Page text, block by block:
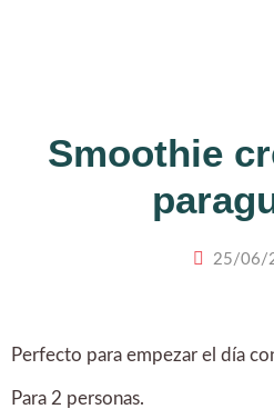
Smoothie
25/06/
Perfecto para empezar el día
Para 2 personas.